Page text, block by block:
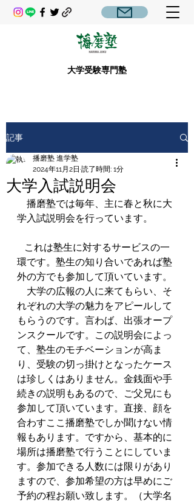
大学受験専門塾
記事
大学入試説明会
播磨塾 進学塾
2024年11月2日 読了時間: 1分
播磨塾では毎年、主に春と秋に大
学入試説明会を行っています。
環です。塾生の知り合いであれば塾
外の方でも参加して頂いています。
大学の広報の人に来てもらい、そ
れぞれの大学の魅力をアピールして
もらうのです。言わば、出張オープ
ンスクールです。この説明会によっ
て、塾生のモチベーションが高ま
り、受験の切っ掛けとなったケース
は珍しくはありません。金銭面や手
続きの説明もあるので、ご父兄にも
参加して頂いています。直接、顔を
合わすここ播磨塾でしか聞けない情
報もあります。ですから、基本的に
場所は播磨塾で行うことにしていま
す。参加できる人数には限りがあり
ますので、参加希望の方は早めにご
予約の程お願い致します。（大学名